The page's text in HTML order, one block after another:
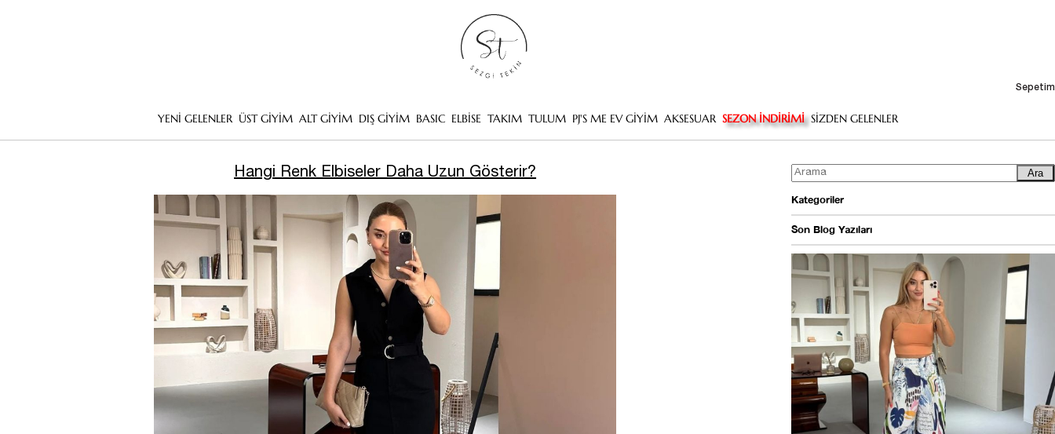
Sepetim
YENİ GELENLER ÜST GİYİM ALT GİYİM DIŞ GİYİM BASIC ELBİSE TAKIM TULUM PJ'S ME EV GİYİM AKSESUAR SEZON İNDİRİMİ SİZDEN GELENLER
Hangi Renk Elbiseler Daha Uzun Gösterir? Ara
Kategoriler
Son Blog Yazıları